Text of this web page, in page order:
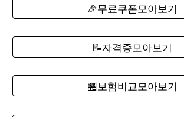
🎉무료쿠폰모아보기
📝자격증모아보기
🏪보험비교모아보기